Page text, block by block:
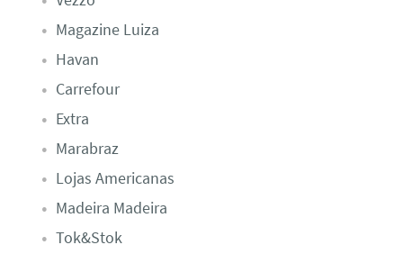
Magazine Luiza
Havan
Carrefour
Extra
Marabraz
Lojas Americanas
Madeira Madeira
Tok&Stok